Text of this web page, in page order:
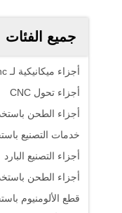
جميع الفئات
أجزاء ميكانيكية لـ cnc
أجزاء تحول CNC
أجزاء الطحن
خدمات التصنيع
أجزاء التصنيع البارد
أجزاء الطحن
قطع الألومنيوم